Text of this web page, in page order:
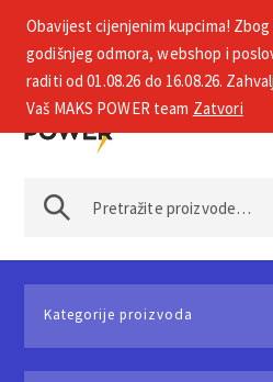
+385 1 2002 575
Kategorije proizvoda
Obavijest cijenjenim kupcima!
godišnjeg odmora, webshop i
raditi od 01.08.26 do 16.08.26.
Vaš MAKS POWER team Zatvori